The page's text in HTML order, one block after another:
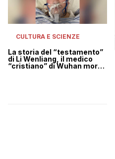
CULTURA E SCIENZE
La storia del “testamento”
di Li Wenliang, il medico
“cristiano” di Wuhan morto